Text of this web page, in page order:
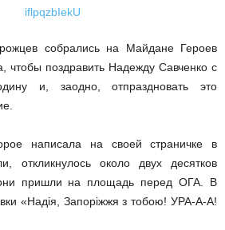
собрались на Майдане Героев
чтобы поздравить Надежду Савченко с
и, заодно, отпраздновать это
написала на своей страничке в
откликнулось около двух десятков
пришли на площадь перед ОГА. В
«Надія, Запоріжжя з тобою! УРА-А-А!